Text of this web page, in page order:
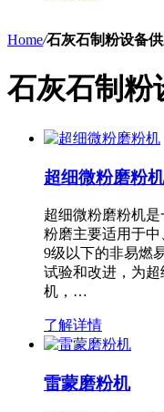
Home/石灰石制粉设备
石灰石制粉
超细微粉磨粉机
超细微粉磨粉机
粉磨主要适用于
9级以下的非易燃
试验和改进，为
机，…
了解详情
雷蒙磨粉机